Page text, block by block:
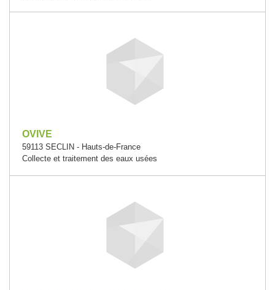
OVIVE
59113 SECLIN - Hauts-de-France
Collecte et traitement des eaux usées